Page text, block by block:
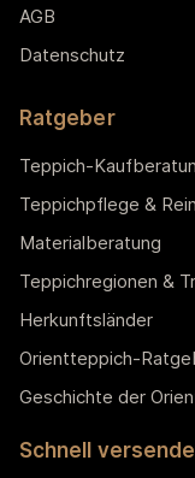
AGB
Datenschutz
Ratgeber
Teppich-
Teppichpflege &
Materialberatung
Teppichregionen &
Herkunftsländer
Orientteppich-
Geschichte der
Schnell